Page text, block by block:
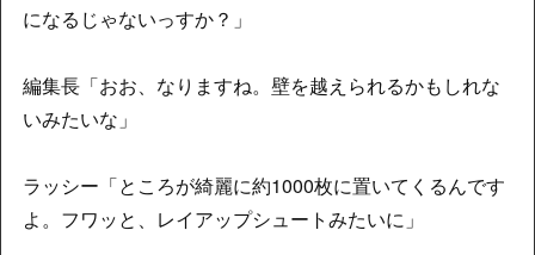
になるじゃないっすか？」
編集長「おお、なりますね。壁を越えられるかもしれな
いみたいな」
ラッシー「ところが綺麗に約1000枚に置いてくるんです
よ。フワッと、レイアップシュートみたいに」